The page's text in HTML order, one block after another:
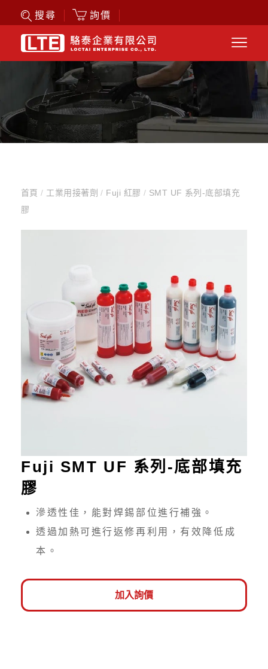
搜尋 詢價
首頁/ 工業用接著劑/ Fuji 紅膠 / SMT UF 系列-底部填充
膠
Fuji SMT UF 系列-底部填充
膠
滲透性佳，能對焊錫部位進行補強。
透過加熱可進行返修再利用，有效降低成
本。
加入詢價